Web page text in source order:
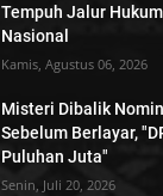
Tempuh Jalur
Nasional
Kamis, Agustus 06, 2026
Misteri Dibalik
Sebelum Berlayar,
Puluhan Juta"
Senin, Juli 20, 2026